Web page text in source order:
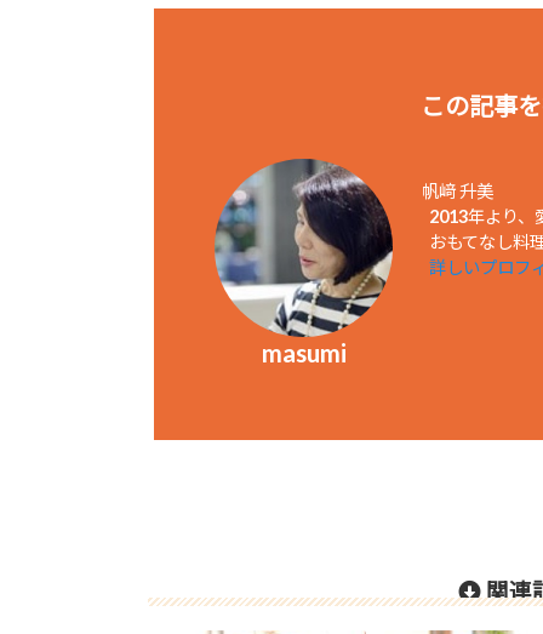
この記事
masumi
帆﨑 升美
2013年より、
おもてなし料
詳しいプロフ
関連